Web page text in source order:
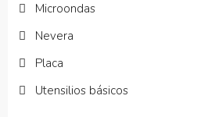
Microondas
Nevera
Placa
Utensilios básicos